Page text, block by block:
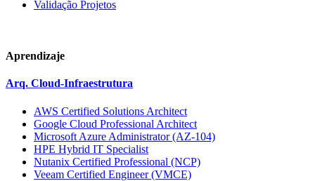
Validação Projetos
Aprendizaje
Arq. Cloud-Infraestrutura
AWS Certified Solutions Architect
Google Cloud Professional Architect
Microsoft Azure Administrator (AZ-104)
HPE Hybrid IT Specialist
Nutanix Certified Professional (NCP)
Veeam Certified Engineer (VMCE)